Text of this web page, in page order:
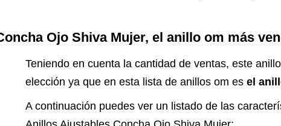
Ojo Shiva Mujer, el anillo om más
Teniendo en cuenta la cantidad de ventas, este
elección ya que en esta lista de anillos om es el
A continuación puedes ver un listado de las